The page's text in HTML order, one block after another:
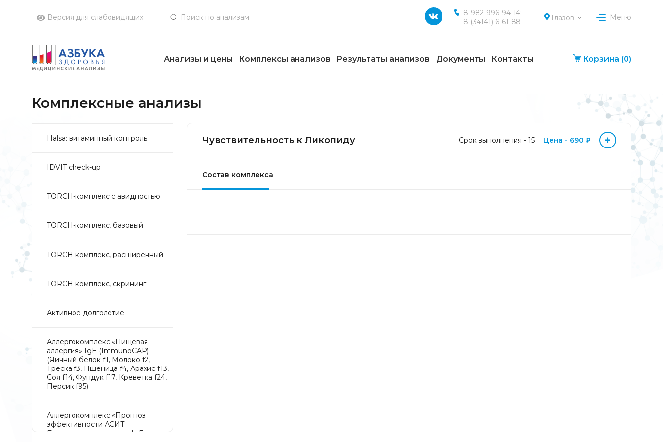
Версия для слабовидящих
8-982-996-94-14;
8 (34141) 6-61-88
Глазов Меню
Анализы и цены Комплексы анализов Результаты анализов Документы Контакты Корзина (0)
Комплексные анализы
Halsa: витаминный контроль
IDVIT check-up
TORCH-комплекс с авидностью
TORCH-комплекс, базовый
TORCH-комплекс, расширенный
TORCH-комплекс, скрининг
Активное долголетие
Аллергокомплекс «Пищевая
аллергия» IgE (ImmunoCAP)
(Яичный белок f1, Молоко f2,
Треска f3, Пшеница f4, Арахис f13,
Соя f14, Фундук f17, Креветка f24,
Персик f95)
Аллергокомплекс «Прогноз
эффективности АСИТ
Букоцветные деревья» IgE
Чувствительность к Ликопиду Срок выполнения - 15 Цена - 690 ₽ +
Состав комплекса